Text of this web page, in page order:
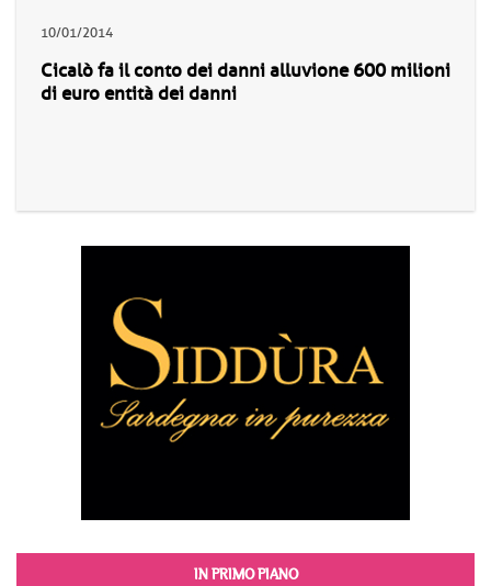
10/01/2014
Cicalò fa il conto dei danni alluvione 600 milioni
di euro entità dei danni
IN PRIMO PIANO